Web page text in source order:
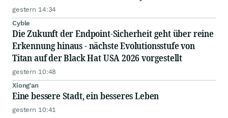
gestern 14:34
Cyble
Die Zukunft der Endpoint-Sicherheit geht über reine
Erkennung hinaus - nächste Evolutionsstufe von
Titan auf der Black Hat USA 2026 vorgestellt
gestern 10:48
Xiong'an
Eine bessere Stadt, ein besseres Leben
gestern 10:41